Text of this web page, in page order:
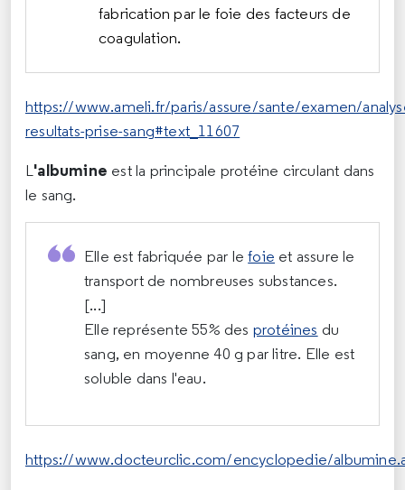
fabrication par le foie des facteurs de
coagulation.
https://www.ameli.fr/paris/assure/sante/examen/
resultats-prise-sang#text_11607
L'albumine est la principale protéine circulant dans
le sang.
Elle est fabriquée par lefoie et assure le
transport de nombreuses substances.
[...]
Elle représente 55% des protéines du
sang, en moyenne 40 g par litre. Elle est
soluble dans l'eau.
https://www.docteurclic.com/encyclopedie/